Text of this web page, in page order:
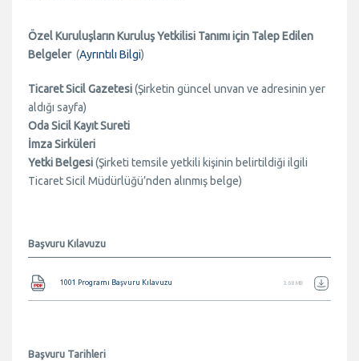
Özel Kuruluşların Kuruluş Yetkilisi Tanımı için Talep Edilen
Belgeler(Ayrıntılı Bilgi)
Ticaret Sicil Gazetesi(Şirketin güncel unvan ve adresinin yer
aldığı sayfa)
Oda Sicil Kayıt Sureti
İmza Sirküleri
Yetki Belgesi(Şirketi temsile yetkili kişinin belirtildiği ilgili
Ticaret Sicil Müdürlüğü’nden alınmış belge)
Başvuru Kılavuzu
Belge
1001 Programı Başvuru Kılavuzu 3.68 MB
Başvuru Tarihleri